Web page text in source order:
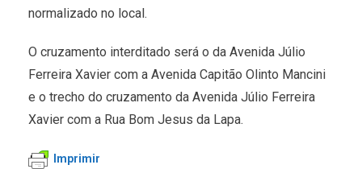
normalizado no local.
O cruzamento interditado será o da Avenida Júlio
Ferreira Xavier com a Avenida Capitão Olinto Mancini
e o trecho do cruzamento da Avenida Júlio Ferreira
Xavier com a Rua Bom Jesus da Lapa.
Imprimir